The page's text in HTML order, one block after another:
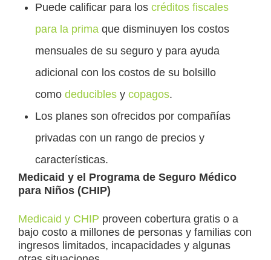
Puede calificar para los créditos fiscales
para la prima que disminuyen los costos
mensuales de su seguro y para ayuda
adicional con los costos de su bolsillo
como deducibles y copagos.
Los planes son ofrecidos por compañías
privadas con un rango de precios y
características.
Medicaid y el Programa de Seguro Médico
para Niños (CHIP)
Medicaid y CHIP proveen cobertura gratis o a
bajo costo a millones de personas y familias con
ingresos limitados, incapacidades y algunas